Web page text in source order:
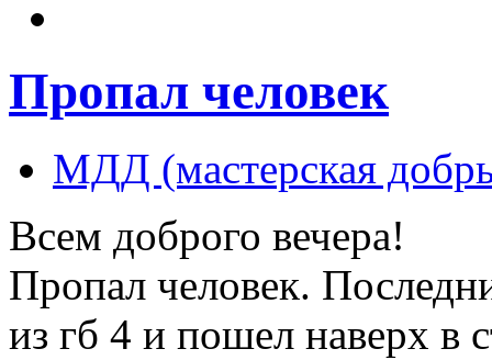
Пропал человек
МДД (мастерская
Всем доброго вечера!
Пропал человек.
из гб 4 и пошел наверх в